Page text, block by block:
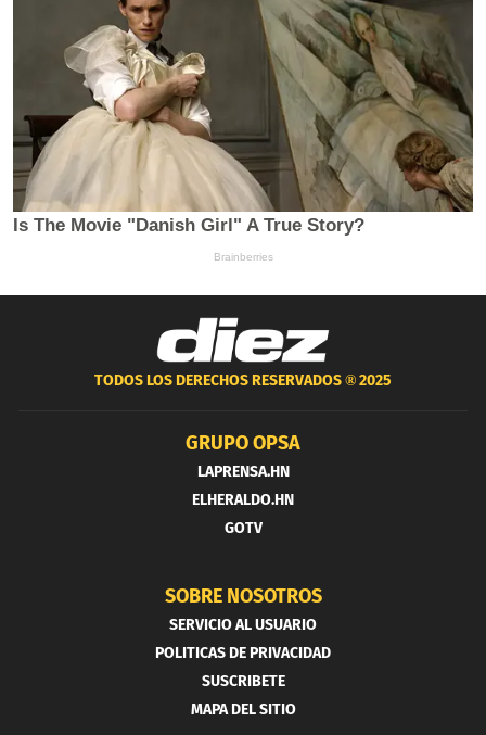
TODOS LOS DERECHOS RESERVADOS ®2025
GRUPO OPSA
LAPRENSA.HN
ELHERALDO.HN
GOTV
SOBRE NOSOTROS
SERVICIO AL USUARIO
POLITICAS DE PRIVACIDAD
SUSCRIBETE
MAPA DEL SITIO